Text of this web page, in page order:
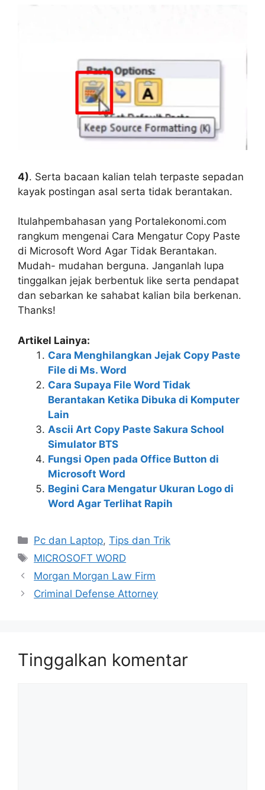
4). Serta bacaan kalian telah terpaste sepadan
kayak postingan asal serta tidak berantakan.
Itulahpembahasan yang Portalekonomi.com
rangkum mengenai Cara Mengatur Copy Paste
di Microsoft Word Agar Tidak Berantakan.
Mudah- mudahan berguna. Janganlah lupa
tinggalkan jejak berbentuk like serta pendapat
dan sebarkan ke sahabat kalian bila berkenan.
Thanks!
Artikel Lainya:
Cara Menghilangkan Jejak Copy Paste
File di Ms. Word
Cara Supaya File Word Tidak
Berantakan Ketika Dibuka di Komputer
Lain
Ascii Art Copy Paste Sakura School
Simulator BTS
Fungsi Open pada Office Button di
Microsoft Word
Begini Cara Mengatur Ukuran Logo di
Word Agar Terlihat Rapih
Kategori
Pc dan Laptop,Tips dan Trik
Tag
MICROSOFT WORD
Morgan Morgan Law Firm
Criminal Defense Attorney
Tinggalkan komentar